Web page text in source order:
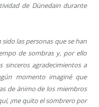
de Dünedain durante
las personas que se han
de sombras y, por ello
agradecimientos a
momento imaginé que
de ánimo de los miembros
¡me quito el sombrero por